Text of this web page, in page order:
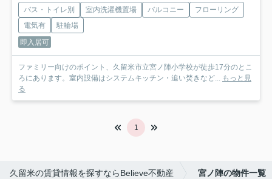
バス・トイレ別 室内洗濯機置場 バルコニー
フローリング
電気有
駐輪場
即入居可
ファミリー向けのポイント、久留米市立宮ノ陣小学校が徒歩17分のとこ
ろにあります。室内設備はシステムキッチン・追い焚きなど... もっと見
る
1
久留米の賃貸情報を探すならBelieve不動産 宮ノ陣の物件一覧